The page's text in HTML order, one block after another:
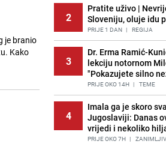
je branio
Kako
2
Pratite uživo |
Sloveniju, oluje idu
PRIJE 1 DAN | REGIJA
3
Dr. Erma Ramić-
lekciju notornom
"Pokazujete silno
PRIJE OKO 14H | TEME
4
Imala ga je skoro
Jugoslaviji: Danas
vrijedi i nekoliko
PRIJE OKO 7H |